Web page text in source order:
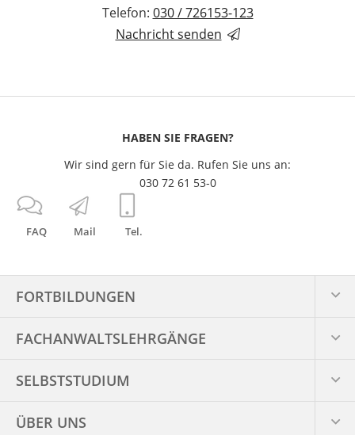
Telefon: 030 / 726153-123
Nachricht senden
FAQ Mail Tel.
HABEN SIE FRAGEN?
Wir sind gern für Sie da. Rufen Sie uns an:
030 72 61 53-0
FORTBILDUNGEN
FACHANWALTS­LEHRGÄNGE
SELBSTSTUDIUM
ÜBER UNS